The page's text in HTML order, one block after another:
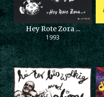
Hey Rote Zora ...
1993